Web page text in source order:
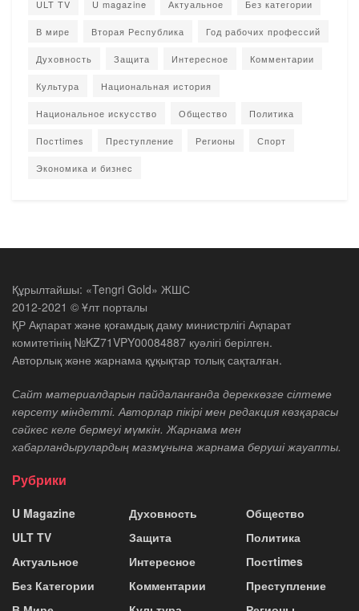
ULT TV U magazine Актуальное Без категории
В мире Вторая Республика Год рабочих профессий
Духовность Защита Интересное Комментарии
Культура Национальная история
Национальное искусство Общество Политика
Постtimes Преступление Регионы Спорт
Экономика и бизнес
Құрылтайшы: «Tengri Gold» ЖШС
2012-2021 © Ұлт порталы
ҚР Ақпарат және қоғамдық даму министрлігі Ақпарат
комитетінің №KZ71VPY00084887 куәлігі берілген.
Авторлық және жарнама құқықтар толық сақталған.
Сайт материалдарын пайдаланғанда дереккөзге сілтеме
көрсету міндетті. Авторлар пікірі мен редакция көзқарасы
сәйкес келе бермеуі мүмкін. Жарнама мен
хабарландырулардың мазмұнына жарнама беруші жауапты.
Рубрики
U Magazine
ULT TV
Актуальное
Без Категории
Духовность
Защита
Интересное
Комментарии
Общество
Политика
Постtimes
Преступление